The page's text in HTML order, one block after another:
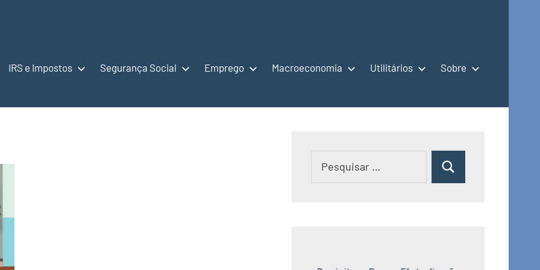
IRS e Impostos Segurança Social Emprego Macroeconomia Utilitários Sobre
Pesquisar